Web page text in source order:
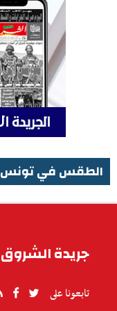
الطقس في تونس
جريدة الشروق
تابعونا على